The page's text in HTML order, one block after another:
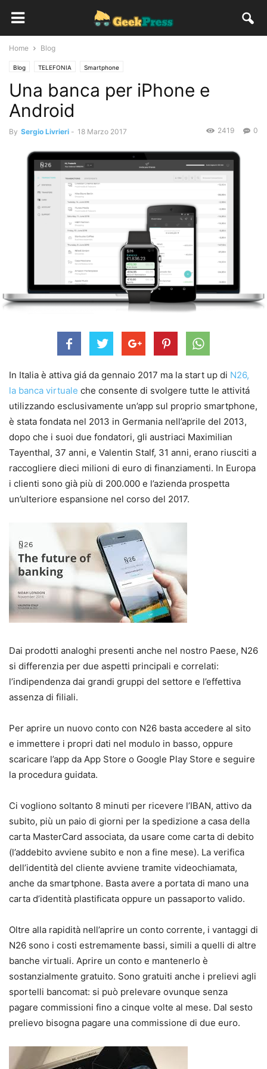
Home Blog
Blog TELEFONIA Smartphone
Una banca per iPhone e
Android
By Sergio Livrieri - 18 Marzo 2017 0
2419
In Italia è attiva giá da gennaio 2017 ma la start up di N26,
la banca virtuale che consente di svolgere tutte le attivitá
utilizzando esclusivamente un’app sul proprio smartphone,
è stata fondata nel 2013 in Germania nell’aprile del 2013,
dopo che i suoi due fondatori, gli austriaci Maximilian
Tayenthal, 37 anni, e Valentin Stalf, 31 anni, erano riusciti a
raccogliere dieci milioni di euro di finanziamenti. In Europa
i clienti sono già più di 200.000 e l’azienda prospetta
un’ulteriore espansione nel corso del 2017.
Dai prodotti analoghi presenti anche nel nostro Paese, N26
si differenzia per due aspetti principali e correlati:
l’indipendenza dai grandi gruppi del settore e l’effettiva
assenza di filiali.
Per aprire un nuovo conto con N26 basta accedere al sito
e immettere i propri dati nel modulo in basso, oppure
scaricare l’app da App Store o Google Play Store e seguire
la procedura guidata.
Ci vogliono soltanto 8 minuti per ricevere l’IBAN, attivo da
subito, più un paio di giorni per la spedizione a casa della
carta MasterCard associata, da usare come carta di debito
(l’addebito avviene subito e non a fine mese). La verifica
dell’identità del cliente avviene tramite videochiamata,
anche da smartphone. Basta avere a portata di mano una
carta d’identità plastificata oppure un passaporto valido.
Oltre alla rapidità nell’aprire un conto corrente, i vantaggi di
N26 sono i costi estremamente bassi, simili a quelli di altre
banche virtuali. Aprire un conto e mantenerlo è
sostanzialmente gratuito. Sono gratuiti anche i prelievi agli
sportelli bancomat: si può prelevare ovunque senza
pagare commissioni fino a cinque volte al mese. Dal sesto
prelievo bisogna pagare una commissione di due euro.